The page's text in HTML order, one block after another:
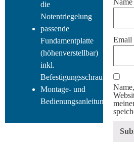
die
Notentriegelung
passende
Fundamentplatte
(höhenverstellbar)
inkl.
Befestigungsschrauben
Montage- und
Bedienungsanleitung
Name
Email